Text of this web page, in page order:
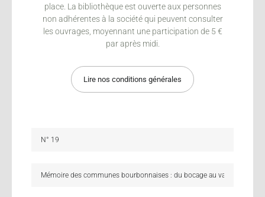
place. La bibliothèque est ouverte aux personnes
non adhérentes à la société qui peuvent consulter
les ouvrages, moyennant une participation de 5 €
par après midi.
Lire nos conditions générales